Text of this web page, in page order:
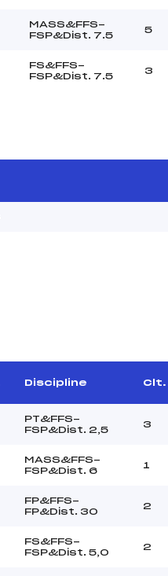
MASS&FFS-
FSP&Dist. 7.5
5
FS&FFS-
FSP&Dist. 7.5
3
Discipline Clt.
PT&FFS-
FSP&Dist. 2,5
3
MASS&FFS-
FSP&Dist. 6
1
FP&FFS-
FP&Dist. 30
2
FS&FFS-
FSP&Dist. 5,0
2